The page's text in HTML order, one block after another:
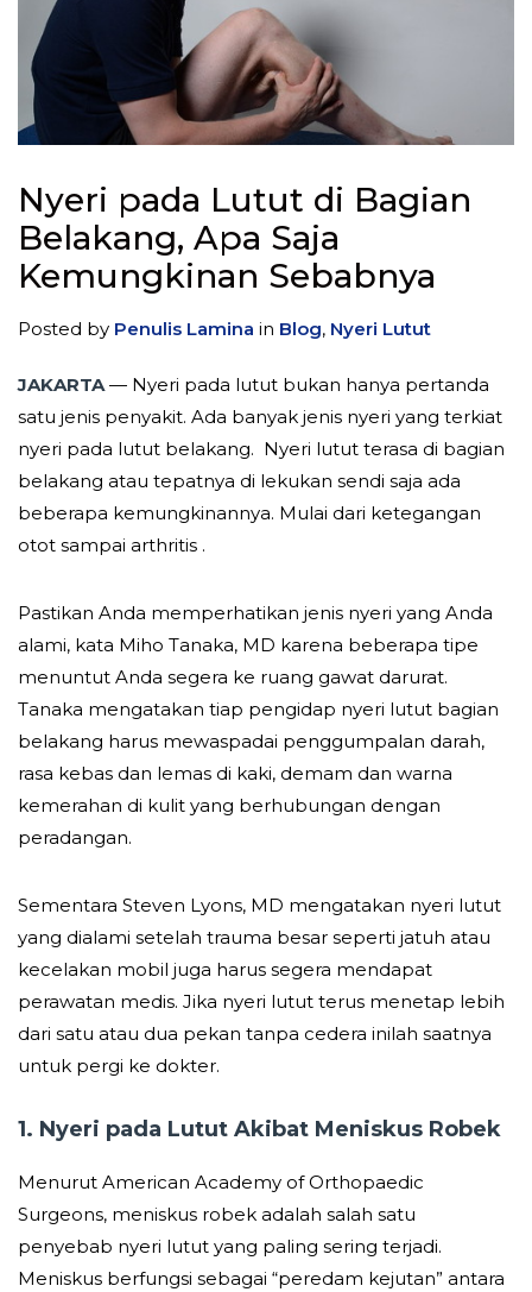
Nyeri pada Lutut di Bagian
Belakang, Apa Saja
Kemungkinan Sebabnya
Posted by Penulis Lamina in Blog, Nyeri Lutut
JAKARTA— Nyeri pada lutut bukan hanya pertanda
satu jenis penyakit. Ada banyak jenis nyeri yang terkiat
nyeri pada lutut belakang. Nyeri lutut terasa di bagian
belakang atau tepatnya di lekukan sendi saja ada
beberapa kemungkinannya. Mulai dari ketegangan
otot sampai arthritis .
Pastikan Anda memperhatikan jenis nyeri yang Anda
alami, kata Miho Tanaka, MD karena beberapa tipe
menuntut Anda segera ke ruang gawat darurat.
Tanaka mengatakan tiap pengidap nyeri lutut bagian
belakang harus mewaspadai penggumpalan darah,
rasa kebas dan lemas di kaki, demam dan warna
kemerahan di kulit yang berhubungan dengan
peradangan.
Sementara Steven Lyons, MD mengatakan nyeri lutut
yang dialami setelah trauma besar seperti jatuh atau
kecelakan mobil juga harus segera mendapat
perawatan medis. Jika nyeri lutut terus menetap lebih
dari satu atau dua pekan tanpa cedera inilah saatnya
untuk pergi ke dokter.
1. Nyeri pada Lutut Akibat Meniskus Robek
Menurut American Academy of Orthopaedic
Surgeons, meniskus robek adalah salah satu
penyebab nyeri lutut yang paling sering terjadi.
Meniskus berfungsi sebagai “peredam kejutan” antara